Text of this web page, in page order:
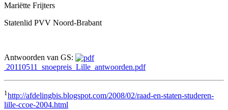
Mariëtte Frijters
Statenlid PVV Noord-Brabant
Antwoorden van GS:
20110511_snoepreis_Lille_antwoorden.pdf
1 http://afdelingbis.blogspot.com/2008/02/raad-en-staten-studeren-
lille-ccoe-2004.html